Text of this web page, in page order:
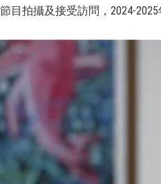
目拍攝及接受訪問，2024-